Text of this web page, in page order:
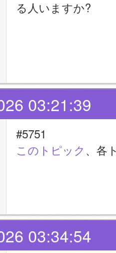
る人いますか?
03:21:39
#5751
このトピック 、各
03:34:54